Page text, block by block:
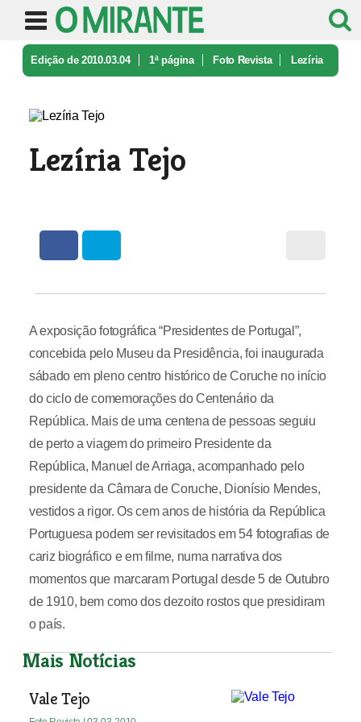
Edição de 2010.03.04 1ª página Foto Revista Lezíria
Lezíria Tejo
A exposição fotográfica “Presidentes de Portugal”,
concebida pelo Museu da Presidência, foi inaugurada
sábado em pleno centro histórico de Coruche no início
do ciclo de comemorações do Centenário da
República. Mais de uma centena de pessoas seguiu
de perto a viagem do primeiro Presidente da
República, Manuel de Arriaga, acompanhado pelo
presidente da Câmara de Coruche, Dionísio Mendes,
vestidos a rigor. Os cem anos de história da República
Portuguesa podem ser revisitados em 54 fotografias de
cariz biográfico e em filme, numa narrativa dos
momentos que marcaram Portugal desde 5 de Outubro
de 1910, bem como dos dezoito rostos que presidiram
o país.
Mais Notícias
Vale Tejo